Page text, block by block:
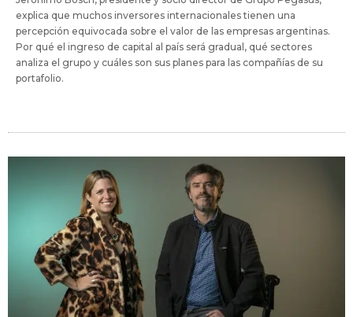
explica que muchos inversores internacionales tienen una
percepción equivocada sobre el valor de las empresas argentinas.
Por qué el ingreso de capital al país será gradual, qué sectores
analiza el grupo y cuáles son sus planes para las compañías de su
portafolio.